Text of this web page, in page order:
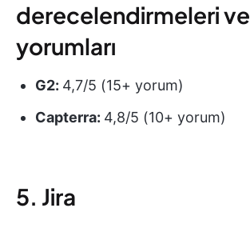
derecelendirmeleri ve
yorumları
G2: 4,7/5 (15+ yorum)
Capterra: 4,8/5 (10+ yorum)
5. Jira